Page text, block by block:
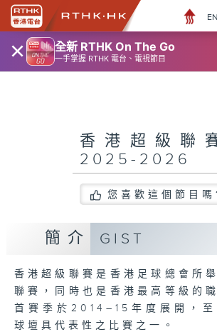
× 全新 RTHK On The Go
一手掌握 RTHK 電台、電視節目
香港超級聯
2025-2026
您喜歡這個節目嗎
簡介 GIST
香港超級聯賽是香港足球總會所
聯賽，同時也是香港最高等級的
首賽季於2014–15年度展開，至
球壇具代表性之比賽之一。